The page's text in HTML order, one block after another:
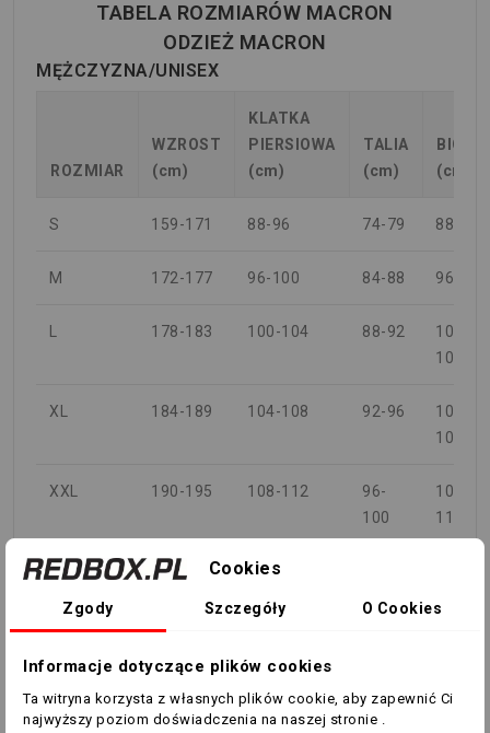
TABELA ROZMIARÓW MACRON
ODZIEŻ MACRON
MĘŻCZYZNA/UNISEX
ROZMIAR
WZROST
(cm)
KLATKA
PIERSIOWA
(cm)
TALIA
(cm)
(cm)
S 159-171 88-96 74-79 88-94
M 172-177 96-100 84-88 96-100
178-183 100-104 88-92
100-
104
XL 184-189 104-108 92-96
104-
108
XXL 190-195 108-112
96-
100
108-
112
3XL 196-201 112-118
Cookies
Zgody Szczegóły O Cookies
Informacje dotyczące plików cookies
Ta witryna korzysta z własnych plików cookie, aby zapewnić Ci
najwyższy poziom doświadczenia na naszej stronie .